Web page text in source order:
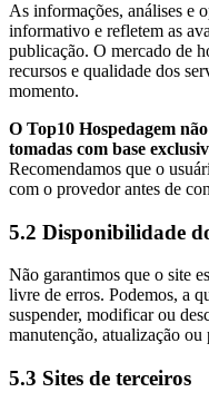
As informações, análises e
informativo e refletem as
publicação. O mercado de
recursos e qualidade dos
momento.
O Top10 Hospedagem
tomadas com base
Recomendamos que o
com o provedor antes de
5.2 Disponibilidade
Não garantimos que o site
livre de erros. Podemos, a
suspender, modificar ou
manutenção, atualização
5.3 Sites de terceiros